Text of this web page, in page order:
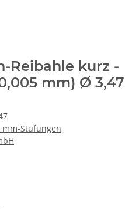
Reibahle kurz -
mm) Ø 3,47
mm-Stufungen